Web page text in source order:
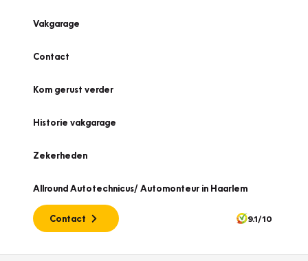
Vakgarage
Contact
Kom gerust verder
Historie vakgarage
Zekerheden
Allround Autotechnicus/ Automonteur in Haarlem
Contact 9.1/10